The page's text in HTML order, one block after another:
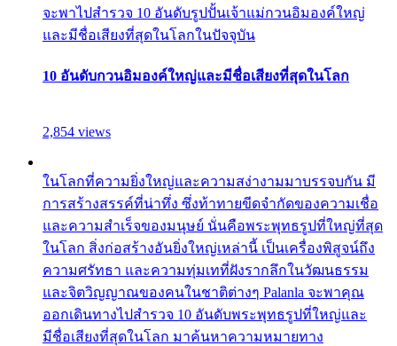
จะพาไปสำรวจ 10 อันดับรูปปั้นเจ้าแม่กวนอิมองค์ใหญ่
และมีชื่อเสียงที่สุดในโลกในปัจจุบัน
10 อันดับกวนอิมองค์ใหญ่และมีชื่อเสียงที่สุดในโลก
2,854 views
ในโลกที่ความยิ่งใหญ่และความสง่างามมาบรรจบกัน มี
การสร้างสรรค์ที่น่าทึ่ง ซึ่งท้าทายขีดจำกัดของความเชื่อ
และความสำเร็จของมนุษย์ นั่นคือพระพุทธรูปที่ใหญ่ที่สุด
ในโลก สิ่งก่อสร้างอันยิ่งใหญ่เหล่านี้ เป็นเครื่องพิสูจน์ถึง
ความศรัทธา และความทุ่มเทที่ฝังรากลึกในวัฒนธรรม
และจิตวิญญาณของคนในชาติต่างๆ Palanla จะพาคุณ
ออกเดินทางไปสำรวจ 10 อันดับพระพุทธรูปที่ใหญ่และ
มีชื่อเสียงที่สุดในโลก มาค้นหาความหมายทาง